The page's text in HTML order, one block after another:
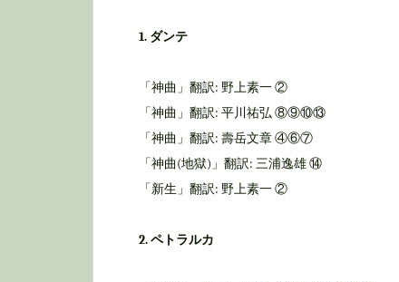
1. ダンテ
「神曲」翻訳: 野上素一 ②
「神曲」翻訳: 平川祐弘 ⑧⑨⑩⑬
「神曲」翻訳: 壽岳文章 ④⑥⑦
「神曲(地獄)」翻訳: 三浦逸雄 ⑭
「新生」翻訳: 野上素一 ②
2. ペトラルカ